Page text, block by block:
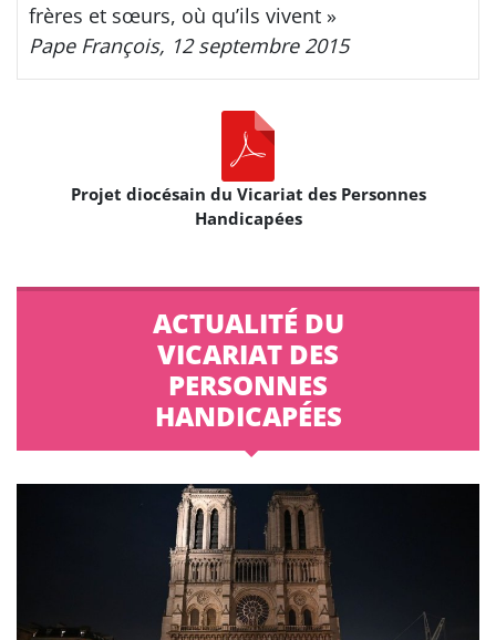
frères et sœurs, où qu’ils vivent »
Pape François, 12 septembre 2015
Projet diocésain du Vicariat des Personnes
Handicapées
ACTUALITÉ DU
VICARIAT DES
PERSONNES
HANDICAPÉES